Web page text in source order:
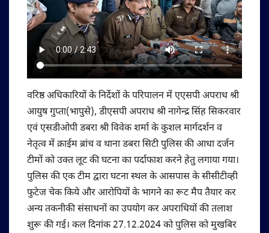
वरिष्ठ अधिकारियों के निर्देशों के परिपालन में एएसपी अपराध श्री
आयुष गुप्ता(भापुसे), डीएसपी अपराध श्री नागेन्द्र सिंह सिकरवार
एवं एसडीओपी डबरा श्री विवेक शर्मा के कुशल मार्गदर्शन व
नेतृत्व में क्राईम ब्रांच व थाना डबरा सिटी पुलिस की आधा दर्जन
टीमों को उक्त लूट की घटना का पर्दाफाश करने हेतु लगाया गया।
पुलिस की एक टीम द्वारा घटना स्थल के आसपास के सीसीटीव्ही
फुटेज चेक किये और आरोपियों के भागने का रूट मैप तैयार कर
अन्य तकनीकी संसाधनों का उपयोग कर अपराधियों की तलाश
शुरू की गई। कल दिनांक 27.12.2024 को पुलिस को मुखबिर